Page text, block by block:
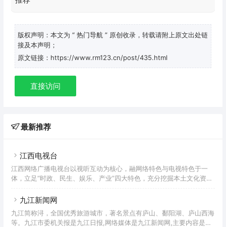
版权声明：本文为 “ 热门导航 ” 原创收录，转载请附上原文出处链
接及本声明；
原文链接：https://www.rm123.cn/post/435.html
直接访问
最新推荐
江西电视台
江西网络广播电视台以视听互动为核心，融网络特色与电视特色于一
体，立足“时政、民生、娱乐、产业”四大特色，充分挖掘本土文化资
九江新闻网
九江简称浔，全国优秀旅游城市，著名景点有庐山、鄱阳湖、庐山西海
等。九江市委机关报是九江日报,网络媒体是九江新闻网,主要内容是九